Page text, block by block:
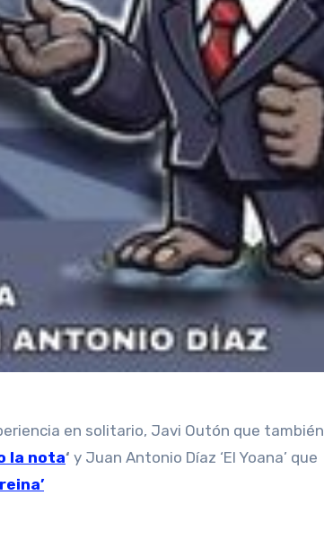
en solitario, Javi Outón que también
la nota‘ y Juan Antonio Díaz ‘El Yoana’ que